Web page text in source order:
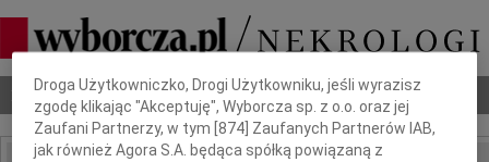
Nekrologi Odeszli Poradnik pogrzebowy
Dbamy o Twoją prywatność
Droga Użytkowniczko, Drogi Użytkowniku, jeśli wyrazisz
zgodę klikając "Akceptuję", Wyborcza sp. z o.o. oraz jej
Zaufani Partnerzy, w tym [874 ] Zaufanych Partnerów IAB,
jak również Agora S.A. będąca spółką powiązaną z